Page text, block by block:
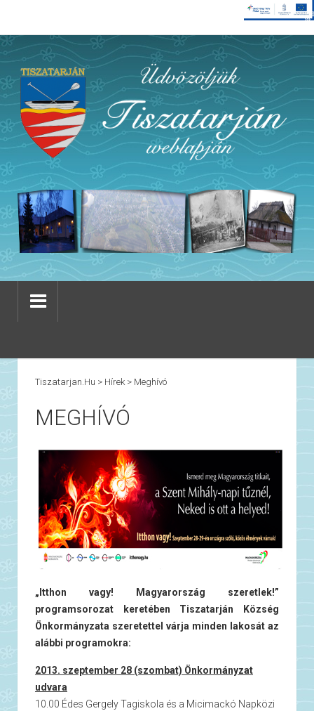
Tiszatarjan.hu > Hírek> Meghívó
MEGHÍVÓ
„Itthon vagy! Magyarország szeretlek!”
programsorozat keretében Tiszatarján Község
Önkormányzata szeretettel várja minden lakosát az
alábbi programokra:
2013. szeptember 28 (szombat) Önkormányzat
udvara
10.00 Édes Gergely Tagiskola és a Micimackó Napközi